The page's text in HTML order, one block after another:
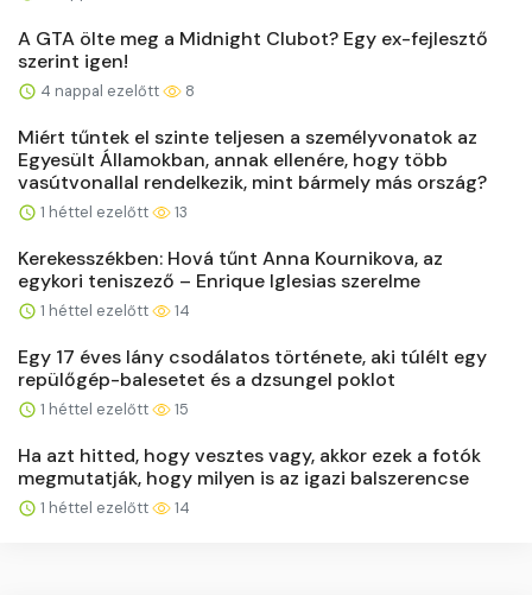
A GTA ölte meg a Midnight Clubot? Egy ex-fejlesztő
szerint igen!
4 nappal ezelőtt 8
Miért tűntek el szinte teljesen a személyvonatok az
Egyesült Államokban, annak ellenére, hogy több
vasútvonallal rendelkezik, mint bármely más ország?
1 héttel ezelőtt 13
Kerekesszékben: Hová tűnt Anna Kournikova, az
egykori teniszező – Enrique Iglesias szerelme
1 héttel ezelőtt 14
Egy 17 éves lány csodálatos története, aki túlélt egy
repülőgép-balesetet és a dzsungel poklot
1 héttel ezelőtt 15
Ha azt hitted, hogy vesztes vagy, akkor ezek a fotók
megmutatják, hogy milyen is az igazi balszerencse
1 héttel ezelőtt 14